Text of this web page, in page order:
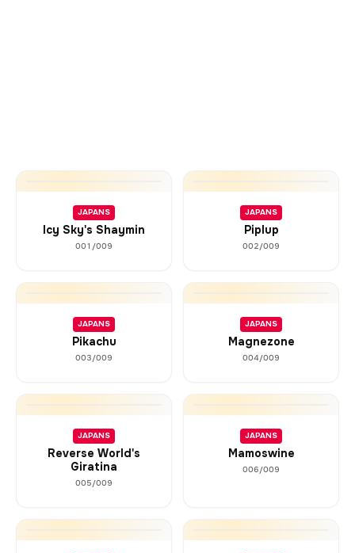
JAPANS
Icy Sky's Shaymin
001/009
JAPANS
Piplup
002/009
JAPANS
Pikachu
003/009
JAPANS
Magnezone
004/009
JAPANS
Reverse World's
Giratina
005/009
JAPANS
Mamoswine
006/009